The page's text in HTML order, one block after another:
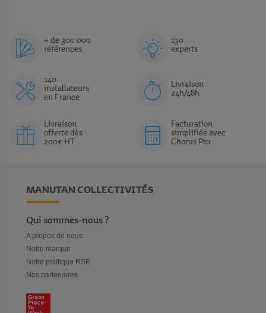
+ de 300 000
références
130
experts
140
installateurs
en France
Livraison
24h/48h
Livraison
offerte dès
200€ HT
Facturation
simplifiée avec
Chorus Pro
MANUTAN COLLECTIVITÉS
Qui sommes-nous ?
A propos de nous
Notre marque
Notre politique RSE
Nos partenaires